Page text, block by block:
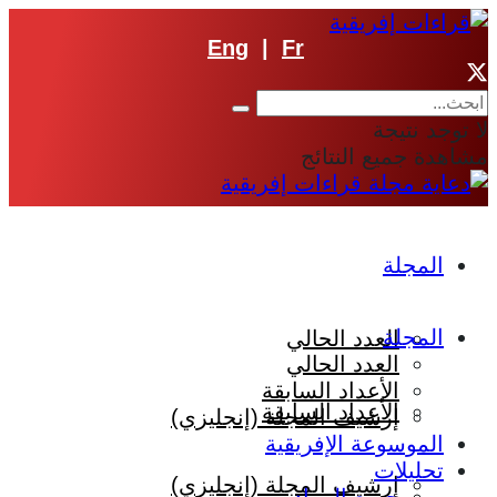
Eng Fr
لا توجد نتيجة
مشاهدة جميع النتائج
المجلة
العدد الحالي
الأعداد السابقة
إرشيف المجلة (إنجليزي)
المجلة
العدد الحالي
الأعداد السابقة
إرشيف المجلة (إنجليزي)
الموسوعة الإفريقية
تحليلات